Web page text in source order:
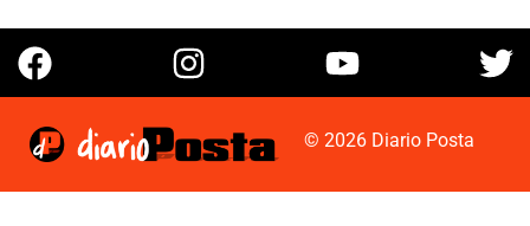
© 2026 Diario Posta